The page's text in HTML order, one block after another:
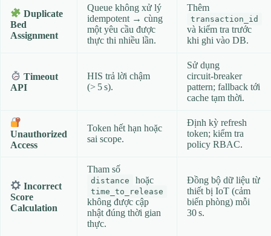
Duplicate
Bed
Assignment
Queue không xử lý
idempotent → cùng
một yêu cầu được
thực thi nhiều lần.
Thêm
transaction_id
và kiểm tra trước
khi ghi vào DB.
Timeout
API
HIS trả lời chậm
(> 5 s).
Sử dụng
circuit‑breaker
pattern; fallback tới
cache tạm thời.
Unauthorized
Access
Token hết hạn hoặc
sai scope.
Định kỳ refresh
token; kiểm tra
policy RBAC.
Incorrect
Score
Calculation
Tham số
distance hoặc
time_to_release
không được cập
nhật đúng thời gian
thực.
Đồng bộ dữ liệu từ
thiết bị IoT (cảm
biến phòng) mỗi
30 s.